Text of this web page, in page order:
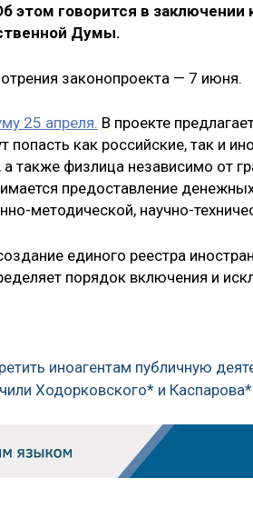
этом говорится в
Думы.
законопроекта — 7 июня.
25 апреля. В проекте
попасть как российские, так и
также физлица независимо от
предоставление
методической, научно-
единого реестра
порядок включения и
иноагентам публичную
Ходорковского* и Каспарова*